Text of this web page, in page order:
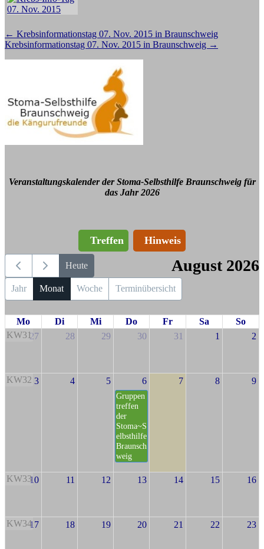
Beitragsnavigation
← Krebsinformationstag 07. Nov. 2015 in Braunschweig
Krebsinformationstag 07. Nov. 2015 in Braunschweig →
Veranstaltungskalender der Stoma-Selbsthilfe Braunschweig für
das Jahr 2026
Treffen Hinweis
Heute August 2026
Jahr Monat Woche Terminübersicht
Mo Di Mi Do Fr Sa
So
KW3127 28 29 30 31 1 2
KW32 3 4 5 6
Gruppen
treffen
der
Stoma~S
elbsthilfe
Braunsch
weig
7 8 9
KW3310 11 12 13 14 15 16
KW3417 18 19 20 21 22 23